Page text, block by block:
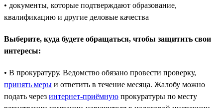
• документы, которые подтверждают образование,
квалификацию и другие деловые качества
Выберите, куда будете обращаться, чтобы защитить свои
интересы:
• В прокуратуру. Ведомство обязано провести проверку,
принять меры и ответить в течение месяца. Жалобу можно
подать через интернет-приёмную прокуратуры по месту